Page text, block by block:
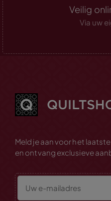
Veilig
Via uw
Meld je aan voor het
en ontvang exclusieve